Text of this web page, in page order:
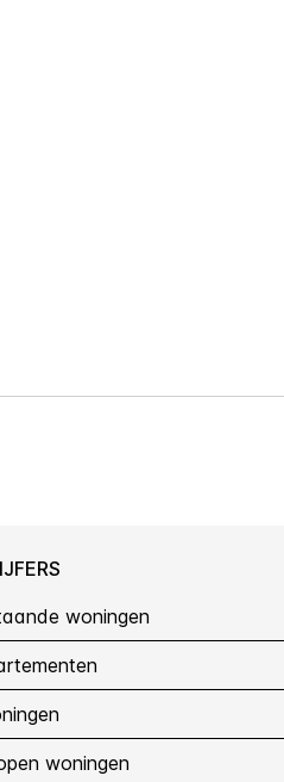
woningen
woningen